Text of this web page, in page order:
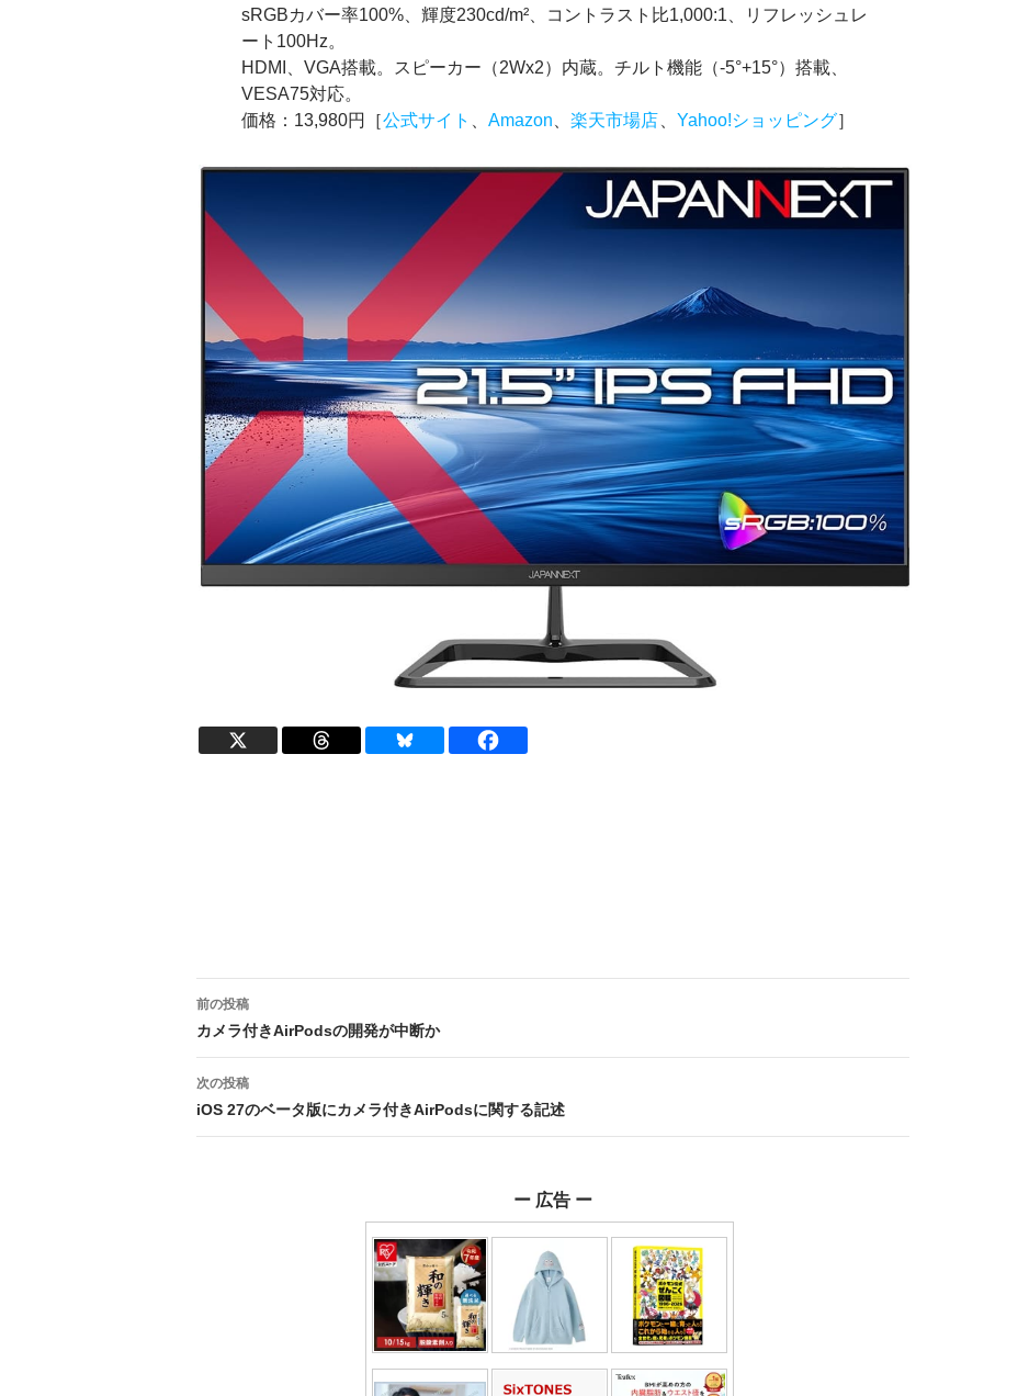
sRGBカバー率100%、輝度230cd/m²、コントラスト比1,000:1、リフレッシュレ
ート100Hz。
HDMI、VGA搭載。スピーカー（2Wx2）内蔵。チルト機能（-5°+15°）搭載、
VESA75対応。
価格：13,980円［公式サイト 、Amazon、楽天市場店、Yahoo!ショッピング］
投
稿
ナ
ビ
前の投稿
カメラ付きAirPodsの開発が中断か
次の投稿
iOS 27のベータ版にカメラ付きAirPodsに関する記述
ー 広告 ー